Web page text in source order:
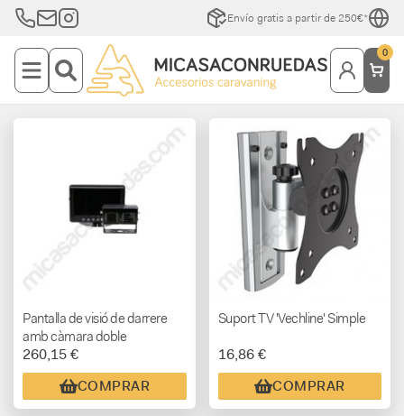
Envío gratis a partir de 250€*
0
Pantalla de visió de darrere
amb càmara doble
260,15 €
COMPRAR
Suport TV 'Vechline' Simple
16,86 €
COMPRAR